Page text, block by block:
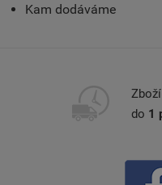
Kam dodáváme
do 1